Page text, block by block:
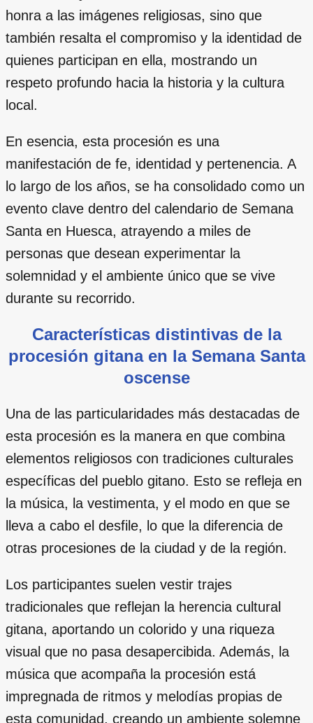
honra a las imágenes religiosas, sino que
también resalta el compromiso y la identidad de
quienes participan en ella, mostrando un
respeto profundo hacia la historia y la cultura
local.
En esencia, esta procesión es una
manifestación de fe, identidad y pertenencia. A
lo largo de los años, se ha consolidado como un
evento clave dentro del calendario de Semana
Santa en Huesca, atrayendo a miles de
personas que desean experimentar la
solemnidad y el ambiente único que se vive
durante su recorrido.
Características distintivas de la
procesión gitana en la Semana Santa
oscense
Una de las particularidades más destacadas de
esta procesión es la manera en que combina
elementos religiosos con tradiciones culturales
específicas del pueblo gitano. Esto se refleja en
la música, la vestimenta, y el modo en que se
lleva a cabo el desfile, lo que la diferencia de
otras procesiones de la ciudad y de la región.
Los participantes suelen vestir trajes
tradicionales que reflejan la herencia cultural
gitana, aportando un colorido y una riqueza
visual que no pasa desapercibida. Además, la
música que acompaña la procesión está
impregnada de ritmos y melodías propias de
esta comunidad, creando un ambiente solemne